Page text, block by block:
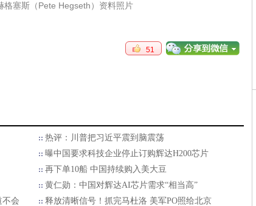
格塞斯（Pete Hegseth）资料照片
51
热评：川普把习近平震到脑震荡
曝中国要求科技企业停止订购辉达H200芯片
再下单10船 中国持续购入美大豆
黄仁勋：中国对辉达AI芯片需求“相当高”
不会
释放清晰信号！抓完马杜洛 美军PO照给北京